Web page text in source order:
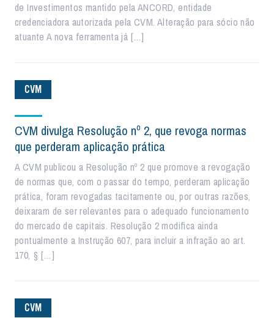
de Investimentos mantido pela ANCORD, entidade
credenciadora autorizada pela CVM. Alteração para sócio não
atuante A nova ferramenta já […]
CVM
CVM divulga Resolução nº 2, que revoga normas
que perderam aplicação prática
A CVM publicou a Resolução nº 2 que promove a revogação
de normas que, com o passar do tempo, perderam aplicação
prática, foram revogadas tacitamente ou, por outras razões,
deixaram de ser relevantes para o adequado funcionamento
do mercado de capitais. Resolução 2 modifica ainda
pontualmente a Instrução 607, para incluir a infração ao art.
170, § […]
CVM